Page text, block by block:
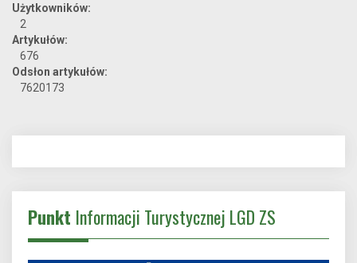
Użytkowników:
2
Artykułów:
676
Odsłon artykułów:
7620173
Punkt Informacji Turystycznej LGD ZS